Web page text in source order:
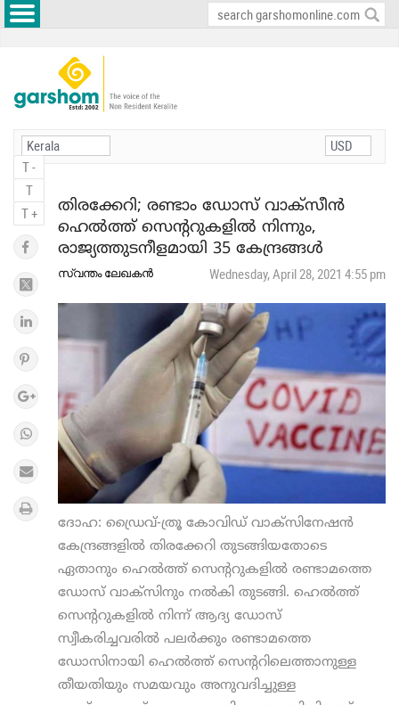
T -
T
T +
തിരക്കേറി; രണ്ടാം ഡോസ് വാക്‌സീന്‍
ഹെല്‍ത്ത് സെന്ററുകളില്‍ നിന്നും,
രാജ്യത്തുടനീളമായി 35 കേന്ദ്രങ്ങള്‍
സ്വന്തം ലേഖകന്‍ Wednesday, April 28, 2021 4:55 pm
ദോഹ: ഡ്രൈവ്-ത്രൂ കോവിഡ് വാക്സിനേഷന്‍
കേന്ദ്രങ്ങളില്‍ തിരക്കേറി തുടങ്ങിയതോടെ
ഏതാനും ഹെല്‍ത്ത് സെന്ററുകളില്‍ രണ്ടാമത്തെ
ഡോസ് വാക്സിനും നല്‍കി തുടങ്ങി. ഹെല്‍ത്ത്
സെന്ററുകളില്‍ നിന്ന് ആദ്യ ഡോസ്
സ്വീകരിച്ചവരില്‍ പലര്‍ക്കും രണ്ടാമത്തെ
ഡോസിനായി ഹെല്‍ത്ത് സെന്ററിലെത്താനുള്ള
തീയതിയും സമയവും അനുവദിച്ചുള്ള